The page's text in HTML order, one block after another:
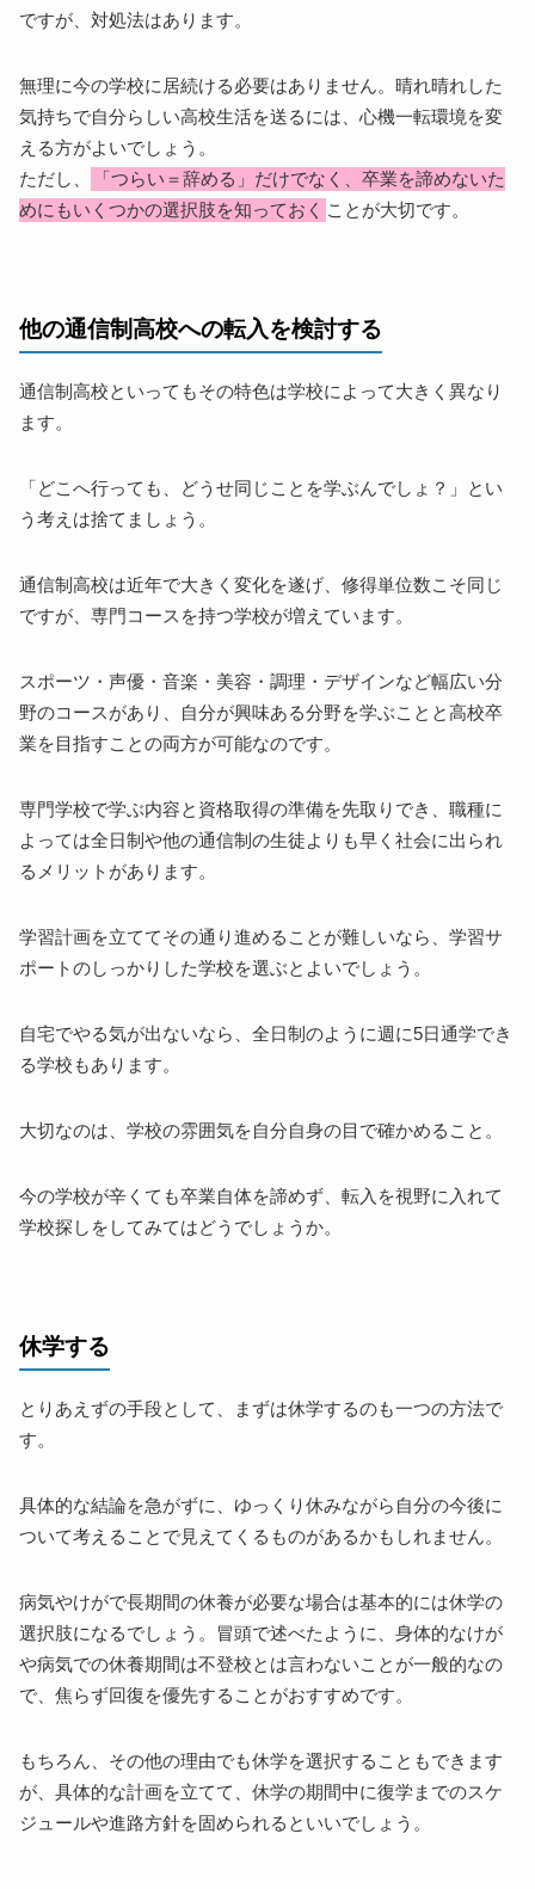
ですが、対処法はあります。
無理に今の学校に居続ける必要はありません。晴れ晴れした
気持ちで自分らしい高校生活を送るには、心機一転環境を変
える方がよいでしょう。
ただし、
「つらい＝辞める」だけでなく、卒業を諦めないた
めにもいくつかの選択肢を知っておく ことが大切です。
他の通信制高校への転入を検討する
通信制高校といってもその特色は学校によって大きく異なり
ます。
「どこへ行っても、どうせ同じことを学ぶんでしょ？」とい
う考えは捨てましょう。
通信制高校は近年で大きく変化を遂げ、修得単位数こそ同じ
ですが、専門コースを持つ学校が増えています。
スポーツ・声優・音楽・美容・調理・デザインなど幅広い分
野のコースがあり、自分が興味ある分野を学ぶことと高校卒
業を目指すことの両方が可能なのです。
専門学校で学ぶ内容と資格取得の準備を先取りでき、職種に
よっては全日制や他の通信制の生徒よりも早く社会に出られ
るメリットがあります。
学習計画を立ててその通り進めることが難しいなら、学習サ
ポートのしっかりした学校を選ぶとよいでしょう。
自宅でやる気が出ないなら、全日制のように週に5日通学でき
る学校もあります。
大切なのは、学校の雰囲気を自分自身の目で確かめること。
今の学校が辛くても卒業自体を諦めず、転入を視野に入れて
学校探しをしてみてはどうでしょうか。
休学する
とりあえずの手段として、まずは休学するのも一つの方法で
す。
具体的な結論を急がずに、ゆっくり休みながら自分の今後に
ついて考えることで見えてくるものがあるかもしれません。
病気やけがで長期間の休養が必要な場合は基本的には休学の
選択肢になるでしょう。冒頭で述べたように、身体的なけが
や病気での休養期間は不登校とは言わないことが一般的なの
で、焦らず回復を優先することがおすすめです。
もちろん、その他の理由でも休学を選択することもできます
が、具体的な計画を立てて、休学の期間中に復学までのスケ
ジュールや進路方針を固められるといいでしょう。